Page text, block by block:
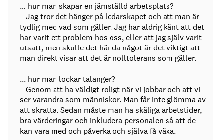
… hur man skapar en jämställd arbetsplats?
– Jag tror det hänger på ledarskapet och att man är
tydlig med vad som gäller. Jag har aldrig känt att det
har varit ett problem hos oss, eller att jag själv varit
utsatt, men skulle det hända något är det viktigt att
man direkt visar att det är nolltolerans som gäller.
... hur man lockar talanger?
– Genom att ha väldigt roligt när vi jobbar och att vi
ser varandra som människor. Man får inte glömma av
att skratta. Sedan måste man ha skäliga arbetstider,
bra värderingar och inkludera personalen så att de
kan vara med och påverka och själva få växa.